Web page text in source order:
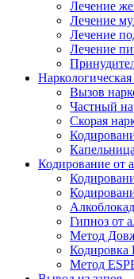
Лечение
Лечение
Лечение
Лечение
Вызов
Частный
Скорая
Кодирование от
Гипноз от
Метод
Метод